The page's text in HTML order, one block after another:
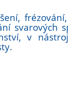
svarových
v